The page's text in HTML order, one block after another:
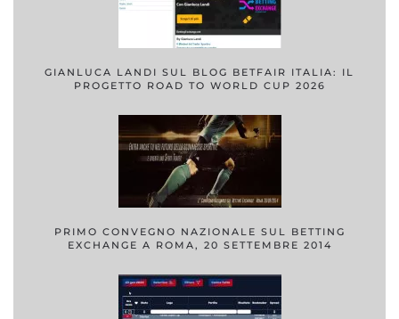
GIANLUCA LANDI SUL BLOG BETFAIR ITALIA: IL
PROGETTO ROAD TO WORLD CUP 2026
PRIMO CONVEGNO NAZIONALE SUL BETTING
EXCHANGE A ROMA, 20 SETTEMBRE 2014